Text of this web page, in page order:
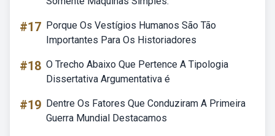
#17 Porque Os Vestígios Humanos São Tão
Importantes Para Os Historiadores
#18 O Trecho Abaixo Que Pertence A Tipologia
Dissertativa Argumentativa é
#19 Dentre Os Fatores Que Conduziram A Primeira
Guerra Mundial Destacamos